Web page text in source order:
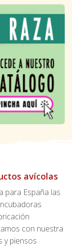
avícolas
para España las
con nuestra
y piensos